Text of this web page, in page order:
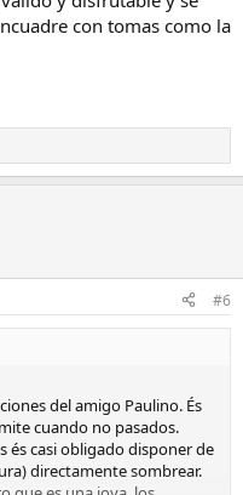
con tomas como la
#6
del amigo Paulino. És
cuando no pasados.
és casi obligado disponer de
directamente sombrear.